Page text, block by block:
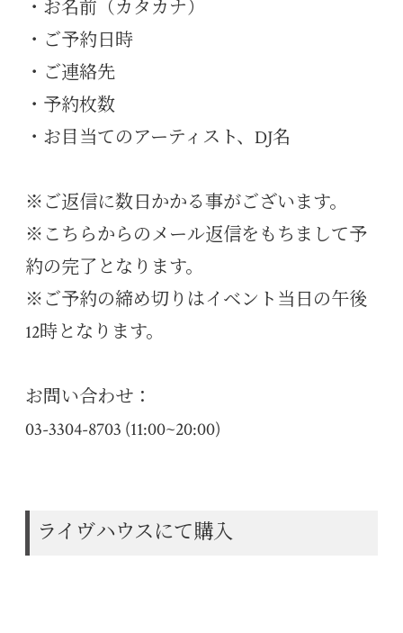
・お名前（カタカナ）
・ご予約日時
・ご連絡先
・予約枚数
・お目当てのアーティスト、DJ名
※ご返信に数日かかる事がございます。
※こちらからのメール返信をもちまして予
約の完了となります。
※ご予約の締め切りはイベント当日の午後
12時となります。
お問い合わせ：
03-3304-8703 (11:00~20:00)
ライヴハウスにて購入